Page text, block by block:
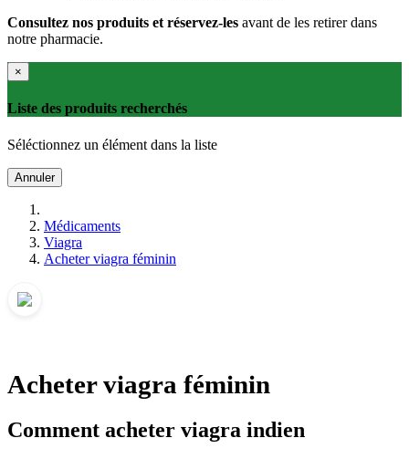
Consultez nos produits et réservez-les avant de les retirer dans
notre pharmacie.
×
Liste des produits recherchés
Séléctionnez un élément dans la liste
Annuler
Médicaments
Viagra
Acheter viagra féminin
Acheter viagra féminin
Comment acheter viagra indien